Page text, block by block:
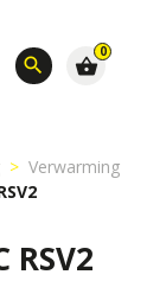
search
0
shopping_basket
Verwarming
RSV2